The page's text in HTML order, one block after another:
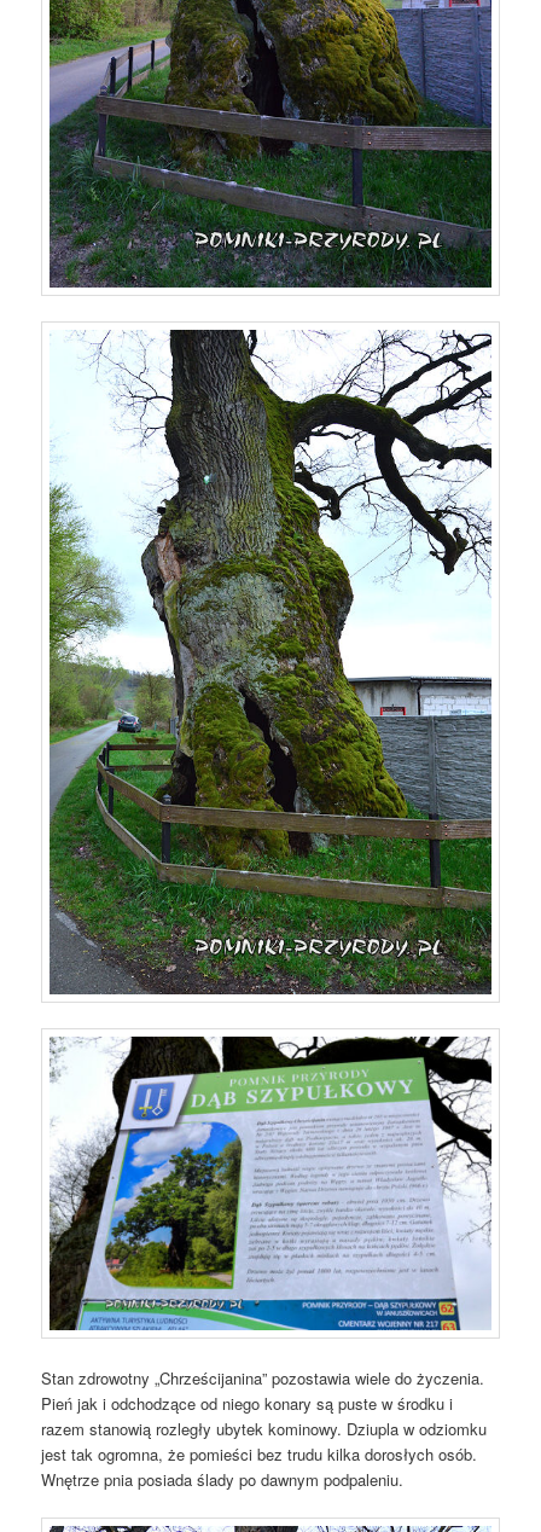
Stan zdrowotny „Chrześcijanina” pozostawia wiele do życzenia.
Pień jak i odchodzące od niego konary są puste w środku i
razem stanowią rozległy ubytek kominowy. Dziupla w odziomku
jest tak ogromna, że pomieści bez trudu kilka dorosłych osób.
Wnętrze pnia posiada ślady po dawnym podpaleniu.